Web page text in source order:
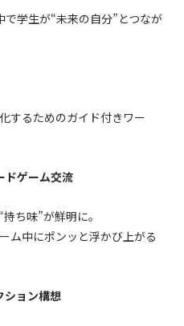
学生が“未来の自分”とつなが
するためのガイド付きワー
ドゲーム交流
ち味”が鮮明に。
ム中にポンッと浮かび上がる
ョン構想